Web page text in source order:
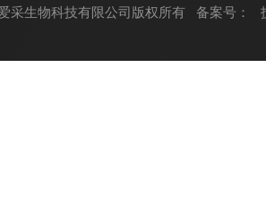
采生物科技有限公司版权所有 备案号：